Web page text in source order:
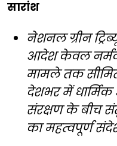
सारांश
नेशनल ग्रीन
आदेश केवल
मामले तक
देशभर में
संरक्षण के बीच
का महत्वपूर्ण